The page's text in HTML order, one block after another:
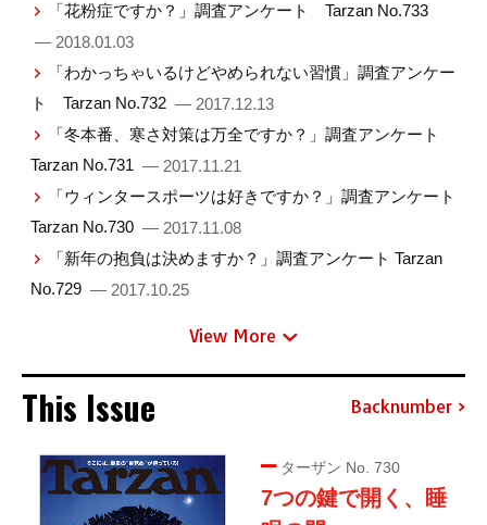
「花粉症ですか？」調査アンケート Tarzan No.733
— 2018.01.03
「わかっちゃいるけどやめられない習慣」調査アンケー
ト Tarzan No.732 — 2017.12.13
「冬本番、寒さ対策は万全ですか？」調査アンケート
Tarzan No.731 — 2017.11.21
「ウィンタースポーツは好きですか？」調査アンケート
Tarzan No.730 — 2017.11.08
「新年の抱負は決めますか？」調査アンケート Tarzan
No.729 — 2017.10.25
View More
This Issue Backnumber
ターザン No. 730
7つの鍵で開く、睡